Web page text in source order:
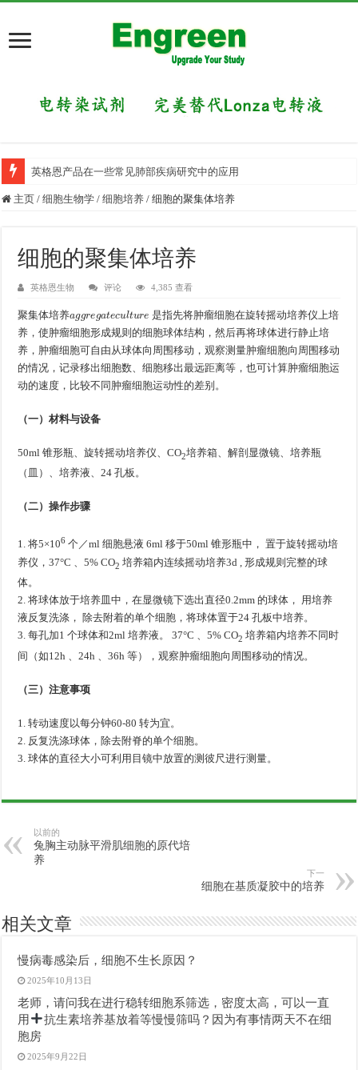
英格恩产品在一些常见肺部疾病研究中的应用
主页 / 细胞生物学 / 细胞培养 / 细胞的聚集体培养
细胞的聚集体培养
英格恩生物 评论 4,385 查看
聚集体培养 e tu
是指先将肿瘤细胞在旋转摇动培养仪上培
养，使肿瘤细胞形成规则的细胞球体结构，然后再将球体进行静止培
养，肿瘤细胞可自由从球体向周围移动，观察测量肿瘤细胞向周围移动
的情况，记录移出细胞数、细胞移出最远距离等，也可计算肿瘤细胞运
动的速度，比较不同肿瘤细胞运动性的差别。
（一）材料与设备
50ml 锥形瓶、旋转摇动培养仪、CO2培养箱、解剖显微镜、培养瓶
（皿）、培养液、24 孔板。
（二）操作步骤
1. 将5×106 个／ml 细胞悬液 6ml 移于50ml 锥形瓶中， 置于旋转摇动培
养仪，37°C 、5% CO2 培养箱内连续摇动培养3d , 形成规则完整的球
体。
2. 将球体放于培养皿中，在显微镜下选出直径0.2mm 的球体， 用培养
液反复洗涤， 除去附着的单个细胞，将球体置于24 孔板中培养。
3. 每孔加1 个球体和2ml 培养液。 37°C 、5% CO2 培养箱内培养不同时
间（如12h 、24h 、36h 等），观察肿瘤细胞向周围移动的情况。
（三）注意事项
1. 转动速度以每分钟60-80 转为宜。
2. 反复洗涤球体，除去附脊的单个细胞。
3. 球体的直径大小可利用目镜中放置的测彼尺进行测量。
以前的
兔胸主动脉平滑肌细胞的原代培
养
下一
细胞在基质凝胶中的培养
相关文章
慢病毒感染后，细胞不生长原因？
2025年10月13日
老师，请问我在进行稳转细胞系筛选，密度太高，可以一直
用
抗生素培养基放着等慢慢筛吗？因为有事情两天不在细
胞房
2025年9月22日